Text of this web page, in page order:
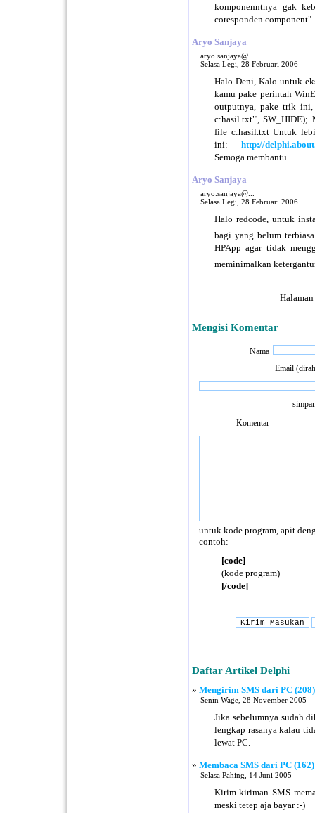
komponenntnya gak
coresponden component"
Aryo Sanjaya
aryo.sanjaya@...
Selasa Legi, 28 Februari 2006
Halo Deni, Kalo untuk
kamu pake perintah
outputnya, pake trik
c:hasil.txt"', SW_HIDE);
file c:hasil.txt Untuk
ini: http://
Semoga membantu.
Aryo Sanjaya
aryo.sanjaya@...
Selasa Legi, 28 Februari 2006
Halo redcode, untuk
bagi yang belum
HPApp agar tidak
meminimalkan
Mengisi Komentar
Nama
Email
Komentar
untuk kode program, apit
contoh:
[code]
(kode program)
[/code]
Daftar Artikel Delphi
» Mengirim SMS dari PC (208)
Senin Wage, 28 November 2005
Jika sebelumnya sudah
lengkap rasanya kalau
lewat PC.
» Membaca SMS dari PC (162)
Selasa Pahing, 14 Juni 2005
Kirim-kiriman SMS
meski tetep aja bayar :-)